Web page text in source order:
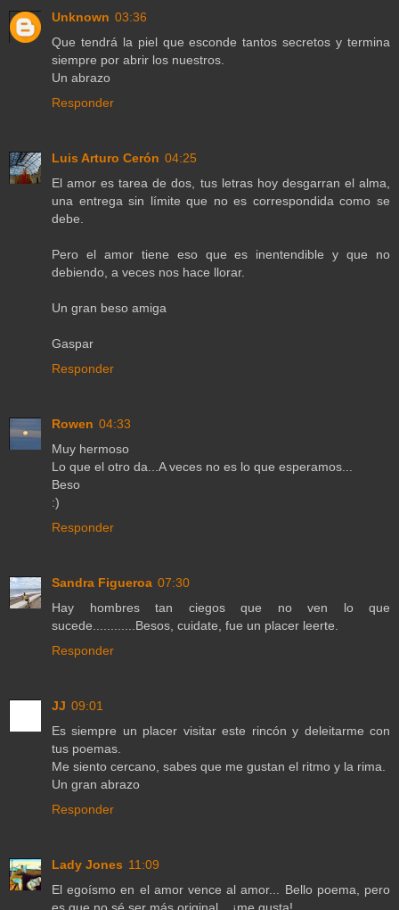
Unknown 03:36
Que tendrá la piel que esconde tantos secretos y termina
siempre por abrir los nuestros.
Un abrazo
Responder
Luis Arturo Cerón 04:25
El amor es tarea de dos, tus letras hoy desgarran el alma,
una entrega sin límite que no es correspondida como se
debe.
Pero el amor tiene eso que es inentendible y que no
debiendo, a veces nos hace llorar.
Un gran beso amiga
Gaspar
Responder
Rowen 04:33
Muy hermoso
Lo que el otro da...A veces no es lo que esperamos...
Beso
:)
Responder
Sandra Figueroa 07:30
Hay hombres tan ciegos que no ven lo que
sucede............Besos, cuidate, fue un placer leerte.
Responder
JJ 09:01
Es siempre un placer visitar este rincón y deleitarme con
tus poemas.
Me siento cercano, sabes que me gustan el ritmo y la rima.
Un gran abrazo
Responder
Lady Jones 11:09
El egoísmo en el amor vence al amor... Bello poema, pero
es que no sé ser más original... ¡me gusta!